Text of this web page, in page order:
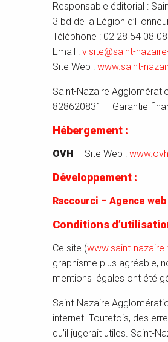
Responsable éditorial :
3 bd de la Légion
Téléphone : 02 28 54 08
Email : visite@saint-
Site Web : www.saint-
Saint-Nazaire
828620831 – Garantie
Hébergement :
OVH – Site Web :
Développement :
Raccourci – Agence web
Conditions
Ce site (www.saint-
graphisme plus agréable,
mentions légales ont été
Saint-Nazaire
internet. Toutefois, des
qu’il jugerait utiles. Saint-